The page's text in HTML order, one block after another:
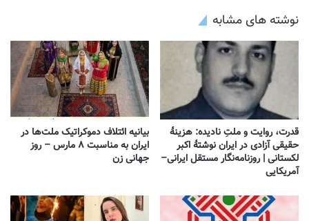
نوشته های مشابه
قدرت، روایت و ملتِ نادیده: هزینهٔ
حقیقی آزادی در ایران نوشتهٔ اکبر
لکستانی | روزنامه‌نگار مستقل ایرانی–
آمریکایی
بیانیه ائتلاف دموکراتیک ملت‌ها در
ایران به مناسبت ۸ مارس – روز
جهانی زن